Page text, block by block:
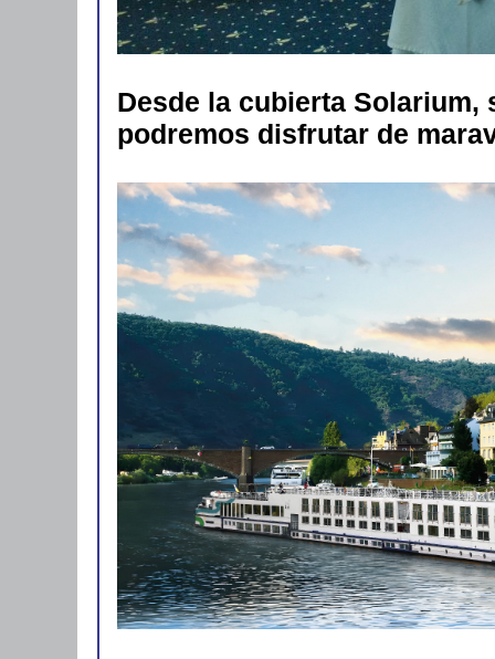
Desde la cubierta Solarium,
podremos disfrutar de